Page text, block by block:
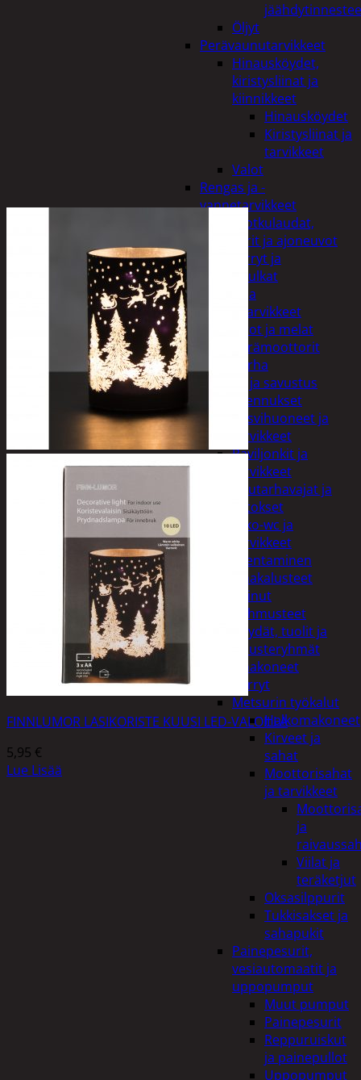
Öljyt
Perävaunutarvikkeet
Hinausköydet,
kiristysliinat ja
kiinnikkeet
Hinausköydet
Kiristysliinat ja
tarvikkeet
Valot
Rengas ja -
vannetarvikkeet
Sähköpotkulaudat,
skootterit ja ajoneuvot
Tukkikärryt ja
juontopulkat
Veneet ja
veneilytarvikkeet
Airot ja melat
Perämoottorit
Piha ja puutarha
Grillaus ja savustus
Piharakennukset
Kasvihuoneet ja
tarvikkeet
Paviljonkit ja
tarvikkeet
Puutarhavajat ja
katokset
Ulko-wc ja
tarvikkeet
Piharakentaminen
Puutarhakalusteet
Keinut
Pehmusteet
Pöydät, tuolit ja
kalusteryhmät
Puutarhakoneet
Kärryt
Metsurin työkalut
Halkomakoneet
Kirveet ja
sahat
Moottorisahat
ja tarvikkeet
ja
Viilat ja
teräketjut
Oksasilppurit
Tukkisakset ja
sahapukit
Painepesurit,
vesiautomaatit ja
uppopumput
Muut pumput
Painepesurit
Reppuruiskut
ja painepullot
Uppopumput
FINNLUMOR LASIKORISTE KUUSI LED-VALOILLA
5,95 €
Lue Lisää